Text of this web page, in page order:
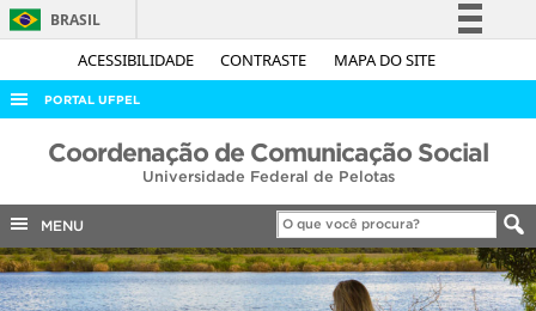
ACESSIBILIDADE CONTRASTE MAPA DO SITE
BRASIL
Simplifique!
Acesso à informação
Legislação
Canais
PORTAL UFPEL
ACESSO À INFORMAÇÃO
COBALTO
CONCURSOS
EDITAIS
Coordenação de Comunicação Social
Universidade Federal de Pelotas
MENU